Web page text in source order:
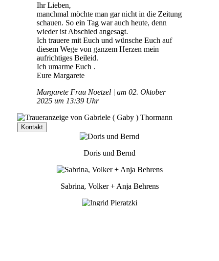
Ihr Lieben,
manchmal möchte man gar nicht in die Zeitung
schauen. So ein Tag war auch heute, denn
wieder ist Abschied angesagt.
Ich trauere mit Euch und wünsche Euch auf
diesem Wege von ganzem Herzen mein
aufrichtiges Beileid.
Ich umarme Euch .
Eure Margarete
Margarete Frau Noetzel | am 02. Oktober
2025 um 13:39 Uhr
Kontakt
Doris und Bernd
Sabrina, Volker + Anja Behrens